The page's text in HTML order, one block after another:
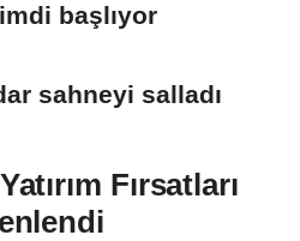
başlıyor
sahneyi salladı
Fırsatları